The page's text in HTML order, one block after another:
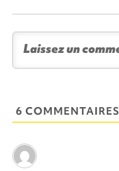
6 COMMENTAIRES